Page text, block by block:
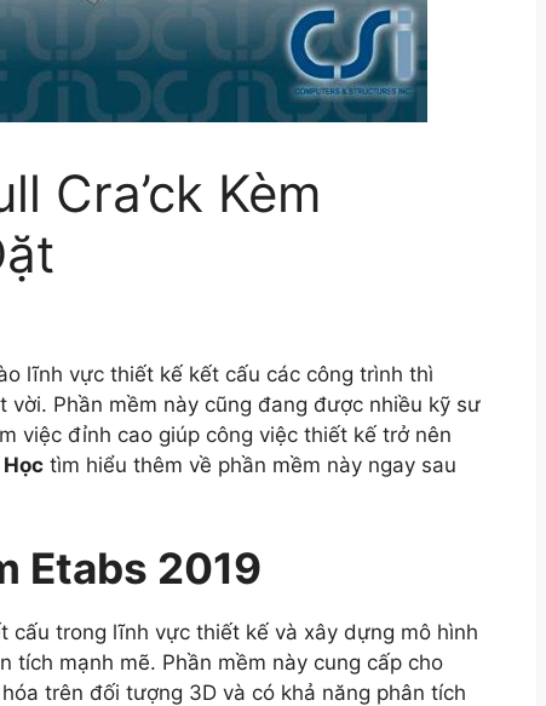
Cra’ck Kèm
lĩnh vực thiết kế kết cấu các công trình thì
Phần mềm này cũng đang được nhiều kỹ sư
việc đỉnh cao giúp công việc thiết kế trở nên
tìm hiểu thêm về phần mềm này ngay sau
Etabs 2019
cấu trong lĩnh vực thiết kế và xây dựng mô hình
tích mạnh mẽ. Phần mềm này cung cấp cho
trên đối tượng 3D và có khả năng phân tích